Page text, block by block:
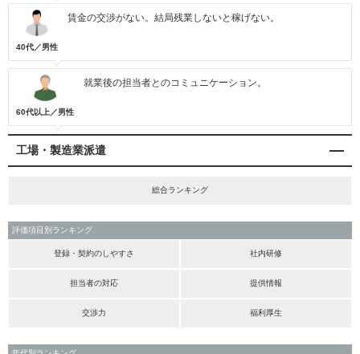
40代／男性
賃金の交渉がない。結局残業しないと稼げない。
60代以上／男性
就業後の担当者とのコミュニケーション。
工場・製造業派遣
総合ランキング
評価項目別ランキング
登録・契約のしやすさ 社内研修
担当者の対応 提供情報
交渉力 福利厚生